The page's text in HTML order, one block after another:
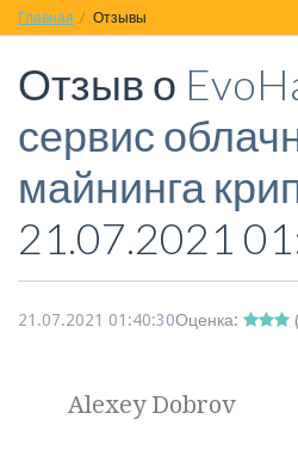
Спорт Фильмы
Красота Здоровье Остальное
Главная Отзывы
Отзыв о
сервис
майнинга
21.07.2021
21.07.2021 01:40:30Оценка: (
Alexey Dobrov